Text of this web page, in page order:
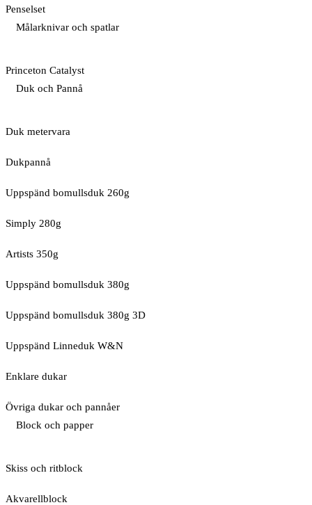
Penselset
Målarknivar och spatlar
Princeton Catalyst
Duk och Pannå
Duk metervara
Dukpannå
Uppspänd bomullsduk 260g
Simply 280g
Artists 350g
Uppspänd bomullsduk 380g
Uppspänd bomullsduk 380g 3D
Uppspänd Linneduk W&N
Enklare dukar
Övriga dukar och pannåer
Block och papper
Skiss och ritblock
Akvarellblock